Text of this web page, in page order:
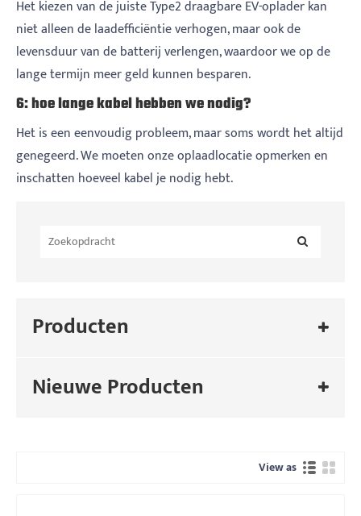
Het kiezen van de juiste Type2 draagbare EV-oplader kan
niet alleen de laadefficiëntie verhogen, maar ook de
levensduur van de batterij verlengen, waardoor we op de
lange termijn meer geld kunnen besparen.
6: hoe lange kabel hebben we nodig?
Het is een eenvoudig probleem, maar soms wordt het altijd
genegeerd. We moeten onze oplaadlocatie opmerken en
inschatten hoeveel kabel je nodig hebt.
Producten
Nieuwe Producten
View as